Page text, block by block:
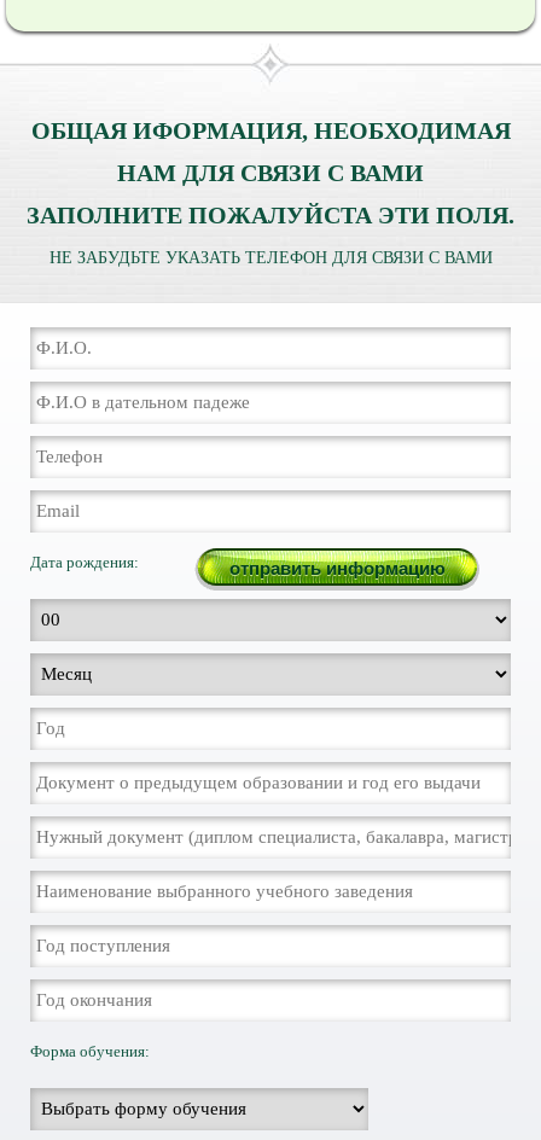
ОБЩАЯ ИФОРМАЦИЯ, НЕОБХОДИМАЯ
НАМ ДЛЯ СВЯЗИ С ВАМИ
ЗАПОЛНИТЕ ПОЖАЛУЙСТА ЭТИ ПОЛЯ.
НЕ ЗАБУДЬТЕ УКАЗАТЬ ТЕЛЕФОН ДЛЯ СВЯЗИ С ВАМИ
Дата рождения:
Форма обучения: